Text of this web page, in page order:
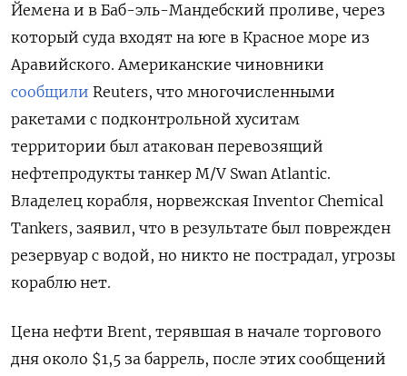
Йемена и в Баб-эль-Мандебский проливе, через
который суда входят на юге в Красное море из
Аравийского. Американские чиновники
сообщили Reuters, что многочисленными
ракетами с подконтрольной хуситам
территории был атакован перевозящий
нефтепродукты танкер M/V Swan Atlantic.
Владелец корабля, норвежская Inventor Chemical
Tankers, заявил, что в результате был поврежден
резервуар с водой, но никто не пострадал, угрозы
кораблю нет.
Цена нефти Brent, терявшая в начале торгового
дня около $1,5 за баррель, после этих сообщений